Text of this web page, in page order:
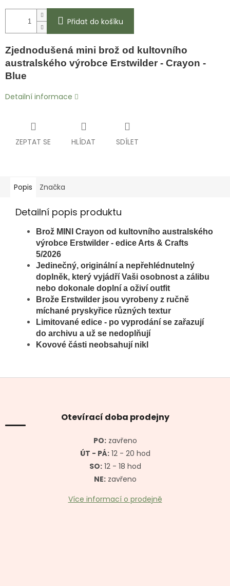
Přidat do košíku
Zjednodušená mini brož od kultovního
australského výrobce Erstwilder - Crayon -
Blue
Detailní informace
ZEPTAT SE HLÍDAT SDÍLET
Popis Značka
Detailní popis produktu
Brož MINI Crayon od kultovního australského
výrobce Erstwilder - edice Arts & Crafts
5/2026
Jedinečný, originální a nepřehlédnutelný
doplněk, který vyjádří Vaši osobnost a zálibu
nebo dokonale doplní a oživí outfit
Brože Erstwilder jsou vyrobeny z ručně
míchané pryskyřice různých textur
Limitované edice - po vyprodání se zařazují
do archivu a už se nedoplňují
Kovové části neobsahují nikl
Z
Otevírací doba prodejny
PO:zavřeno
ÚT - PÁ:12 - 20 hod
SO:12 - 18 hod
NE:zavřeno
Více informací o prodejně